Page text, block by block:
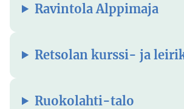
Ravintola Alppimaja
Retsolan kurssi- ja
Ruokolahti-talo